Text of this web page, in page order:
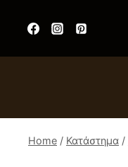
Home / Κατάστημα /